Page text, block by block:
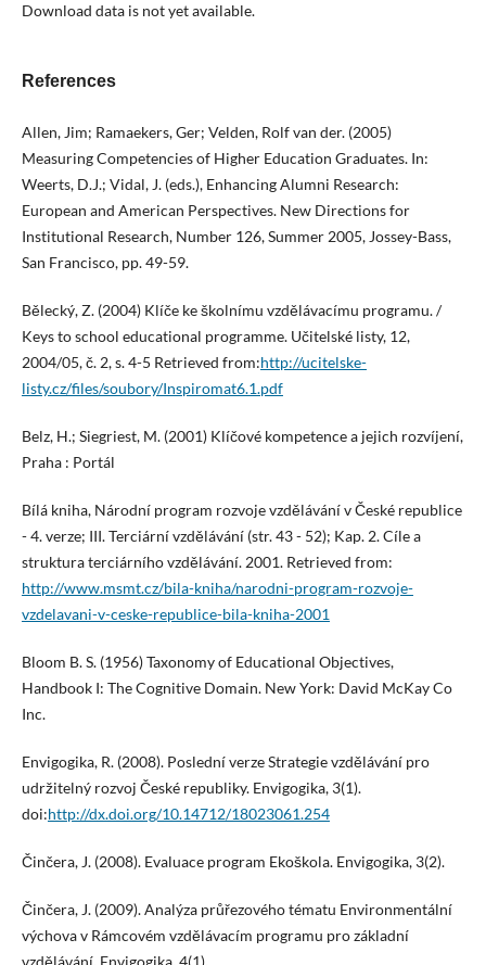
Download data is not yet available.
References
Allen, Jim; Ramaekers, Ger; Velden, Rolf van der. (2005)
Measuring Competencies of Higher Education Graduates. In:
Weerts, D.J.; Vidal, J. (eds.), Enhancing Alumni Research:
European and American Perspectives. New Directions for
Institutional Research, Number 126, Summer 2005, Jossey-Bass,
San Francisco, pp. 49-59.
Bělecký, Z. (2004) Klíče ke školnímu vzdělávacímu programu. /
Keys to school educational programme. Učitelské listy, 12,
2004/05, č. 2, s. 4-5 Retrieved from:http://ucitelske-
listy.cz/files/soubory/Inspiromat6.1.pdf
Belz, H.; Siegriest, M. (2001) Klíčové kompetence a jejich rozvíjení,
Praha : Portál
Bílá kniha, Národní program rozvoje vzdělávání v České republice
- 4. verze; III. Terciární vzdělávání (str. 43 - 52); Kap. 2. Cíle a
struktura terciárního vzdělávání. 2001. Retrieved from:
http://www.msmt.cz/bila-kniha/narodni-program-rozvoje-
vzdelavani-v-ceske-republice-bila-kniha-2001
Bloom B. S. (1956) Taxonomy of Educational Objectives,
Handbook I: The Cognitive Domain. New York: David McKay Co
Inc.
Envigogika, R. (2008). Poslední verze Strategie vzdělávání pro
udržitelný rozvoj České republiky. Envigogika, 3(1).
doi:http://dx.doi.org/10.14712/18023061.254
Činčera, J. (2008). Evaluace program Ekoškola. Envigogika, 3(2).
Činčera, J. (2009). Analýza průřezového tématu Environmentální
výchova v Rámcovém vzdělávacím programu pro základní